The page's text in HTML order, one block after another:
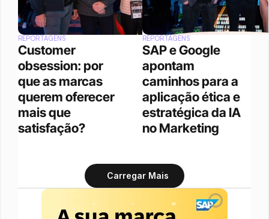
REPORTAGENS
Customer
obsession: por
que as marcas
querem oferecer
mais que
satisfação?
REPORTAGENS
SAP e Google
apontam
caminhos para a
aplicação ética e
estratégica da IA
no Marketing
Carregar Mais